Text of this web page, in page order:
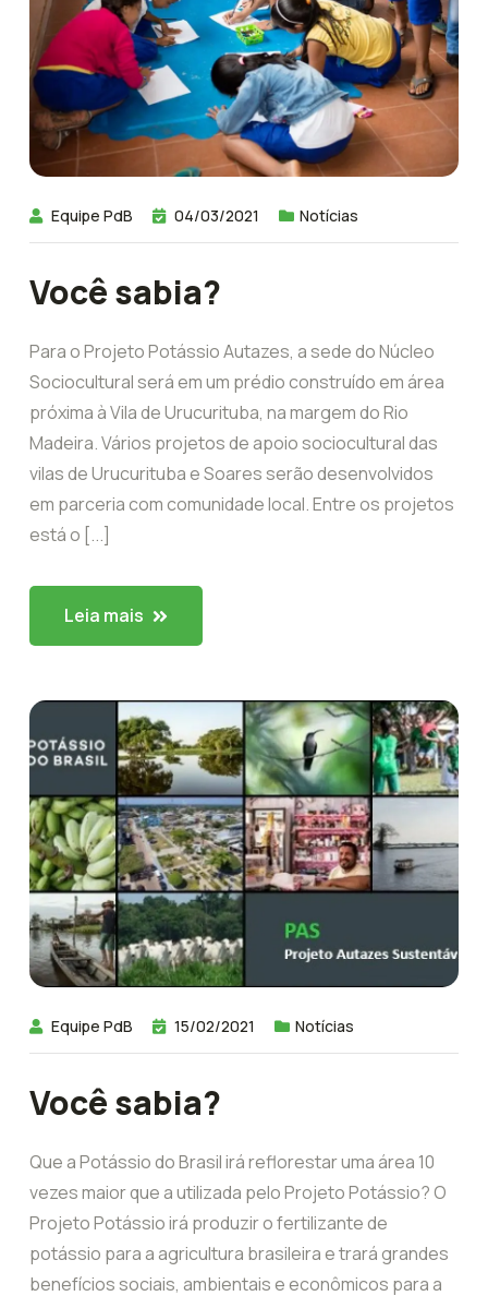
Equipe PdB 04/03/2021 Notícias
Você sabia?
Para o Projeto Potássio Autazes, a sede do Núcleo
Sociocultural será em um prédio construído em área
próxima à Vila de Urucurituba, na margem do Rio
Madeira. Vários projetos de apoio sociocultural das
vilas de Urucurituba e Soares serão desenvolvidos
em parceria com comunidade local. Entre os projetos
está o [...]
Leia mais
Equipe PdB 15/02/2021 Notícias
Você sabia?
Que a Potássio do Brasil irá reflorestar uma área 10
vezes maior que a utilizada pelo Projeto Potássio? O
Projeto Potássio irá produzir o fertilizante de
potássio para a agricultura brasileira e trará grandes
benefícios sociais, ambientais e econômicos para a